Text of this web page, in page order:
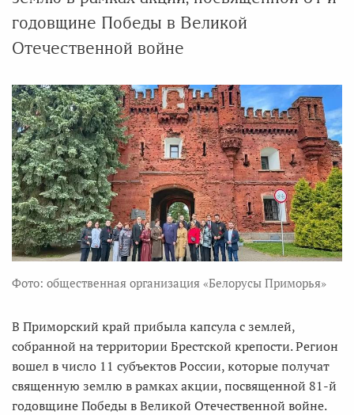
годовщине Победы в Великой
Отечественной войне
Фото: общественная организация «Белорусы Приморья»
В Приморский край прибыла капсула с землей,
собранной на территории Брестской крепости. Регион
вошел в число 11 субъектов России, которые получат
священную землю в рамках акции, посвященной 81-й
годовщине Победы в Великой Отечественной войне.